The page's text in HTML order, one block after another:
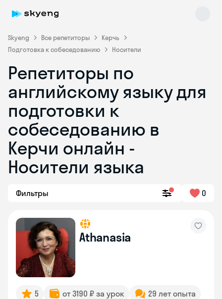
Skyeng Все репетиторы
Керчь
Подготовка к собеседованию
Носители
Репетиторы по
английскому языку для
подготовки к
собеседованию в
Керчи онлайн -
Носители языка
Фильтры 0
Athanasia
5 от 3190 ₽ за урок
29 лет опыта
Skyeng Chat